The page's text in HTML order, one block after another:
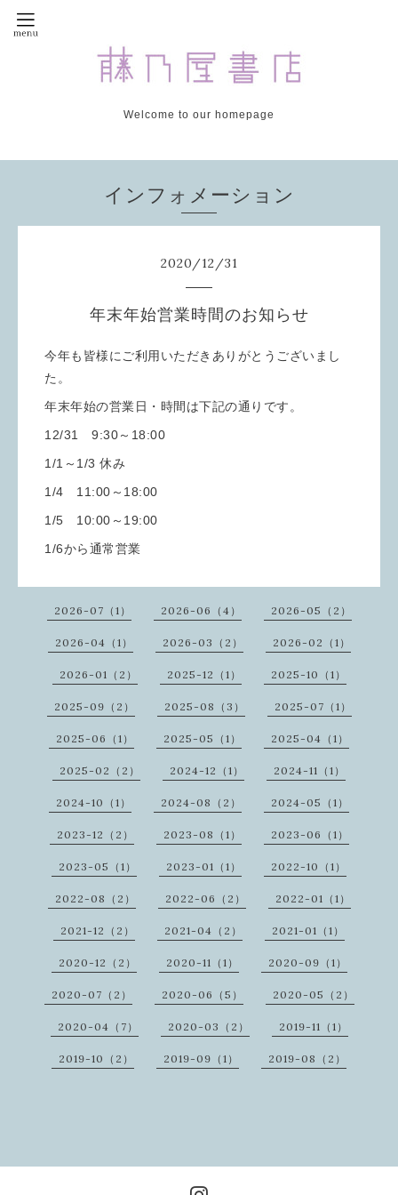
Welcome to our homepage
インフォメーション
2020/12/31
年末年始営業時間のお知らせ
今年も皆様にご利用いただきありがとうございまし
た。
年末年始の営業日・時間は下記の通りです。
12/31 9:30～18:00
1/1～1/3 休み
1/4 11:00～18:00
1/5 10:00～19:00
1/6から通常営業
2026-07（1） 2026-06（4） 2026-05（2）
2026-04（1） 2026-03（2） 2026-02（1）
2026-01（2） 2025-12（1） 2025-10（1）
2025-09（2） 2025-08（3） 2025-07（1）
2025-06（1） 2025-05（1） 2025-04（1）
2025-02（2） 2024-12（1） 2024-11（1）
2024-10（1） 2024-08（2） 2024-05（1）
2023-12（2） 2023-08（1） 2023-06（1）
2023-05（1） 2023-01（1） 2022-10（1）
2022-08（2） 2022-06（2） 2022-01（1）
2021-12（2） 2021-04（2） 2021-01（1）
2020-12（2） 2020-11（1） 2020-09（1）
2020-07（2） 2020-06（5） 2020-05（2）
2020-04（7） 2020-03（2） 2019-11（1）
2019-10（2） 2019-09（1） 2019-08（2）